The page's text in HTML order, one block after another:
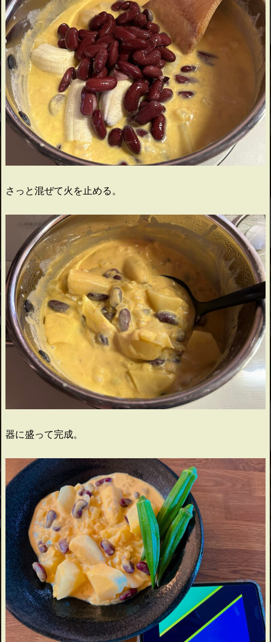
さっと混ぜて火を止める。
器に盛って完成。